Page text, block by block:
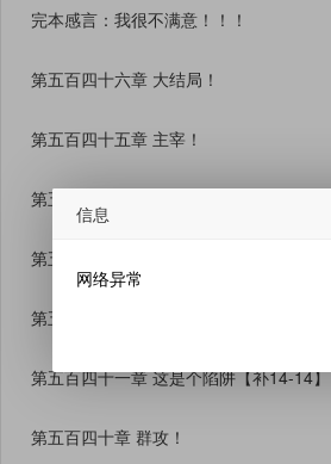
完本感言：我很不满意！！！
第五百四十六章 大结局！
第五百四十五章 主宰！
第五百四十四章 一统！
第五百四十三章 大成！
第五百四十二章 魔头末路
第五百四十一章 这是个陷阱【补14-14】
第五百四十章 群攻！
信息
网络异常